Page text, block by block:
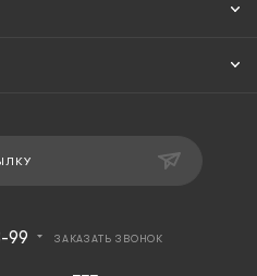
99 ЗАКАЗАТЬ ЗВОНОК